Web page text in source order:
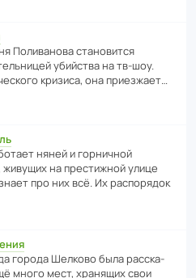
Поли­ва­нова стано­вится
убийства на тв-шоу.
кризиса, она приезжает…
няней и горни­чной
живущих на прес­ти­жной улице
про них всё. Их распо­рядок
города Шелково была расска­
много мест, хранящих свои